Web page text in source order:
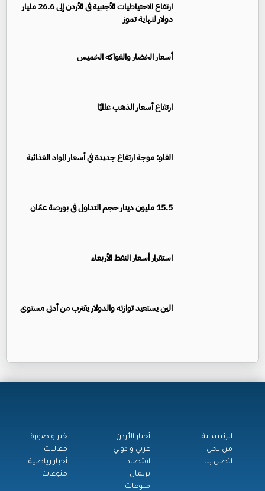
ارتفاع الاحتياطيات الأجنبية في الأردن إلى 26.6 مليار
دولار لنهاية تموز
أسعار الخضار والفواكه الخميس
ارتفاع أسعار الذهب عالميًا
الفاو: موجة ارتفاع جديدة في أسعار المواد الغذائية
15.5 مليون دينار حجم التداول في بورصة عمّان
استقرار أسعار النفط الأربعاء
الين يستعيد توازنه والدولار يقترب من أدنى مستوى
الرئيســية
من نحن
اتصل بنا
أخبار الأردن
عربي و دولي
اقتصاد
برلمان
منوعات
خبر و صورة
مقالات
أخبار رياضية
منوعات